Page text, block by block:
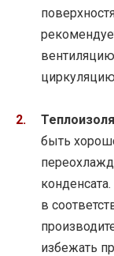
быть
в
избежать